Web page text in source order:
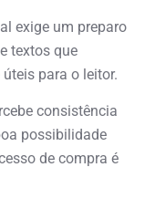
exige um preparo
textos que
para o leitor.
consistência
possibilidade
de compra é